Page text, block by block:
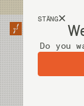
STÄNG
Do you